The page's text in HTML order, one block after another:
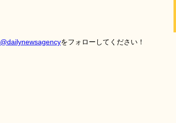
@dailynewsagencyをフォローしてください！